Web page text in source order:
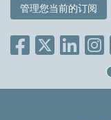
管理您当前的订阅